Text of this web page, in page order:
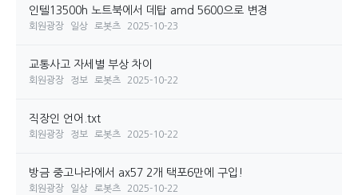
인텔13500h 노트북에서 데탑 amd 5600으로 변경
회원광장 일상 로봇츠 2025-10-23
교통사고 자세별 부상 차이
회원광장 정보 로봇츠 2025-10-22
직장인 언어.txt
회원광장 정보 로봇츠 2025-10-22
방금 중고나라에서 ax57 2개 택포6만에 구입!
회원광장 일상 로봇츠 2025-10-22